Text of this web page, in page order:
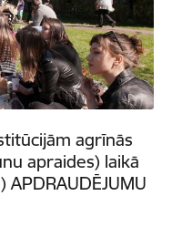
agrīnās
apraides) laikā
APDRAUDĒJUMU